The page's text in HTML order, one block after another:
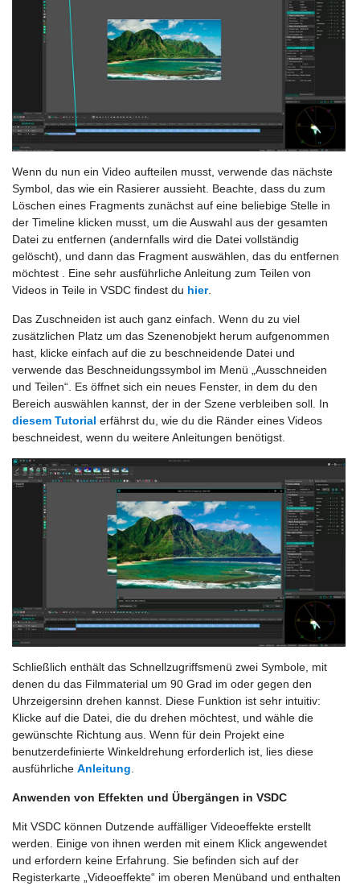
Wenn du nun ein Video aufteilen musst, verwende das nächste
Symbol, das wie ein Rasierer aussieht. Beachte, dass du zum
Löschen eines Fragments zunächst auf eine beliebige Stelle in
der Timeline klicken musst, um die Auswahl aus der gesamten
Datei zu entfernen (andernfalls wird die Datei vollständig
gelöscht), und dann das Fragment auswählen, das du entfernen
möchtest . Eine sehr ausführliche Anleitung zum Teilen von
Videos in Teile in VSDC findest du hier.
Das Zuschneiden ist auch ganz einfach. Wenn du zu viel
zusätzlichen Platz um das Szenenobjekt herum aufgenommen
hast, klicke einfach auf die zu beschneidende Datei und
verwende das Beschneidungssymbol im Menü „Ausschneiden
und Teilen“. Es öffnet sich ein neues Fenster, in dem du den
Bereich auswählen kannst, der in der Szene verbleiben soll. In
diesem Tutorial erfährst du, wie du die Ränder eines Videos
beschneidest, wenn du weitere Anleitungen benötigst.
Schließlich enthält das Schnellzugriffsmenü zwei Symbole, mit
denen du das Filmmaterial um 90 Grad im oder gegen den
Uhrzeigersinn drehen kannst. Diese Funktion ist sehr intuitiv:
Klicke auf die Datei, die du drehen möchtest, und wähle die
gewünschte Richtung aus. Wenn für dein Projekt eine
benutzerdefinierte Winkeldrehung erforderlich ist, lies diese
ausführliche Anleitung
Anwenden von Effekten und Übergängen in VSDC
Mit VSDC können Dutzende auffälliger Videoeffekte erstellt
werden. Einige von ihnen werden mit einem Klick angewendet
und erfordern keine Erfahrung. Sie befinden sich auf der
Registerkarte „Videoeffekte“ im oberen Menüband und enthalten